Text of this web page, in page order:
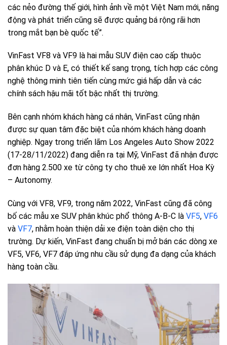
các nẻo đường thế giới, hình ảnh về một Việt Nam mới, năng
động và phát triển cũng sẽ được quảng bá rộng rãi hơn
trong mắt bạn bè quốc tế”.
VinFast VF8 và VF9 là hai mẫu SUV điện cao cấp thuộc
phân khúc D và E, có thiết kế sang trọng, tích hợp các công
nghệ thông minh tiên tiến cùng mức giá hấp dẫn và các
chính sách hậu mãi tốt bậc nhất thị trường.
Bên cạnh nhóm khách hàng cá nhân, VinFast cũng nhận
được sự quan tâm đặc biệt của nhóm khách hàng doanh
nghiệp. Ngay trong triển lãm Los Angeles Auto Show 2022
(17-28/11/2022) đang diễn ra tại Mỹ, VinFast đã nhận được
đơn hàng 2.500 xe từ công ty cho thuê xe lớn nhất Hoa Kỳ
– Autonomy.
Cùng với VF8, VF9, trong năm 2022, VinFast cũng đã công
bố các mẫu xe SUV phân khúc phổ thông A-B-C là VF5, VF6
và VF7, nhằm hoàn thiện dải xe điện toàn diện cho thị
trường. Dự kiến, VinFast đang chuẩn bị mở bán các dòng xe
VF5, VF6, VF7 đáp ứng nhu cầu sử dụng đa dạng của khách
hàng toàn cầu.